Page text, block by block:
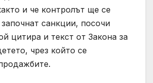
и че контролът ще се
санкции, посочи
цитира и текст от Закона за
чрез който се